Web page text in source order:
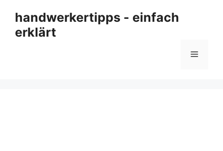
Inhalt
springen
handwerkertipps - einfach
erklärt
Menü